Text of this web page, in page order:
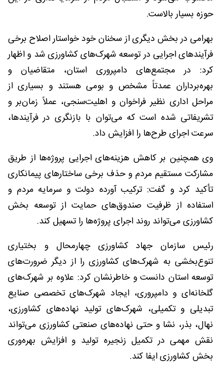
حوزه بسیار بالاست.
بهرامی در بخش دیگری از سخنان خود خواستار اصلاح برخی
فرآیندهای اجرایی در توسعه شهرک‌های کشاورزی شد و اظهار
کرد: در مجتمع‌های دامپروری استان، متقاضیان و
بهره‌برداران عمدتاً مشخص و بومی هستند و بسیاری از
مراحل اداری نظیر فراخوان و اهلیت‌سنجی، عملاً زمان‌بر و
تشریفاتی شده است که می‌توان با بازنگری در فرآیندها،
سرعت اجرای طرح‌ها را افزایش داد.
وی همچنین بر کاهش هزینه‌های اجرایی پروژه‌ها از طریق
مشارکت مستقیم مردم و حذف برخی ساختارهای پیمانکاری
تأکید کرد و گفت: ترکیب آورده دولت و سرمایه مردم و
استفاده از ظرفیت صندوق‌های حمایت از توسعه بخش
کشاورزی می‌تواند روند اجرای پروژه‌ها را تسهیل کند.
رئیس سازمان جهاد کشاورزی چهارمحال و بختیاری
تنوع‌بخشی به شهرک‌های کشاورزی را از دیگر ضرورت‌های
توسعه استان دانست و خاطرنشان کرد: علاوه بر شهرک‌های
گلخانه‌ای و دامپروری، ایجاد شهرک‌های تخصصی صنایع
تبدیلی و تکمیلی، شهرک‌های تولید نهاده‌های کشاورزی،
نهال، بذر، نشا و حتی نهاده‌های صنعتی کشاورزی می‌تواند
نقش مهمی در تکمیل زنجیره تولید و افزایش بهره‌وری
بخش کشاورزی ایفا کند.